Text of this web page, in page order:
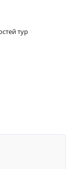
тур